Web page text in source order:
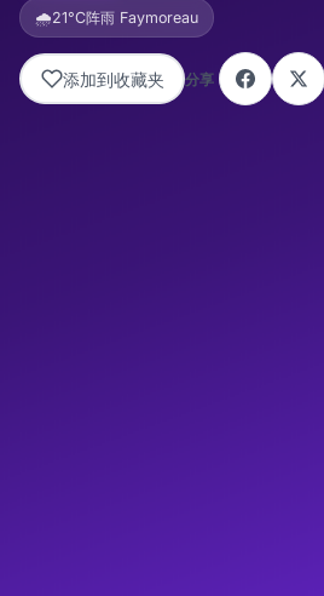
🌧️21°C阵雨 Faymoreau
添加到收藏夹 分享